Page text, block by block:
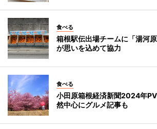
食べる
箱根駅伝出場チームに「湯河
が思いを込めて協力
食べる
小田原箱根経済新聞2024年
然中心にグルメ記事も